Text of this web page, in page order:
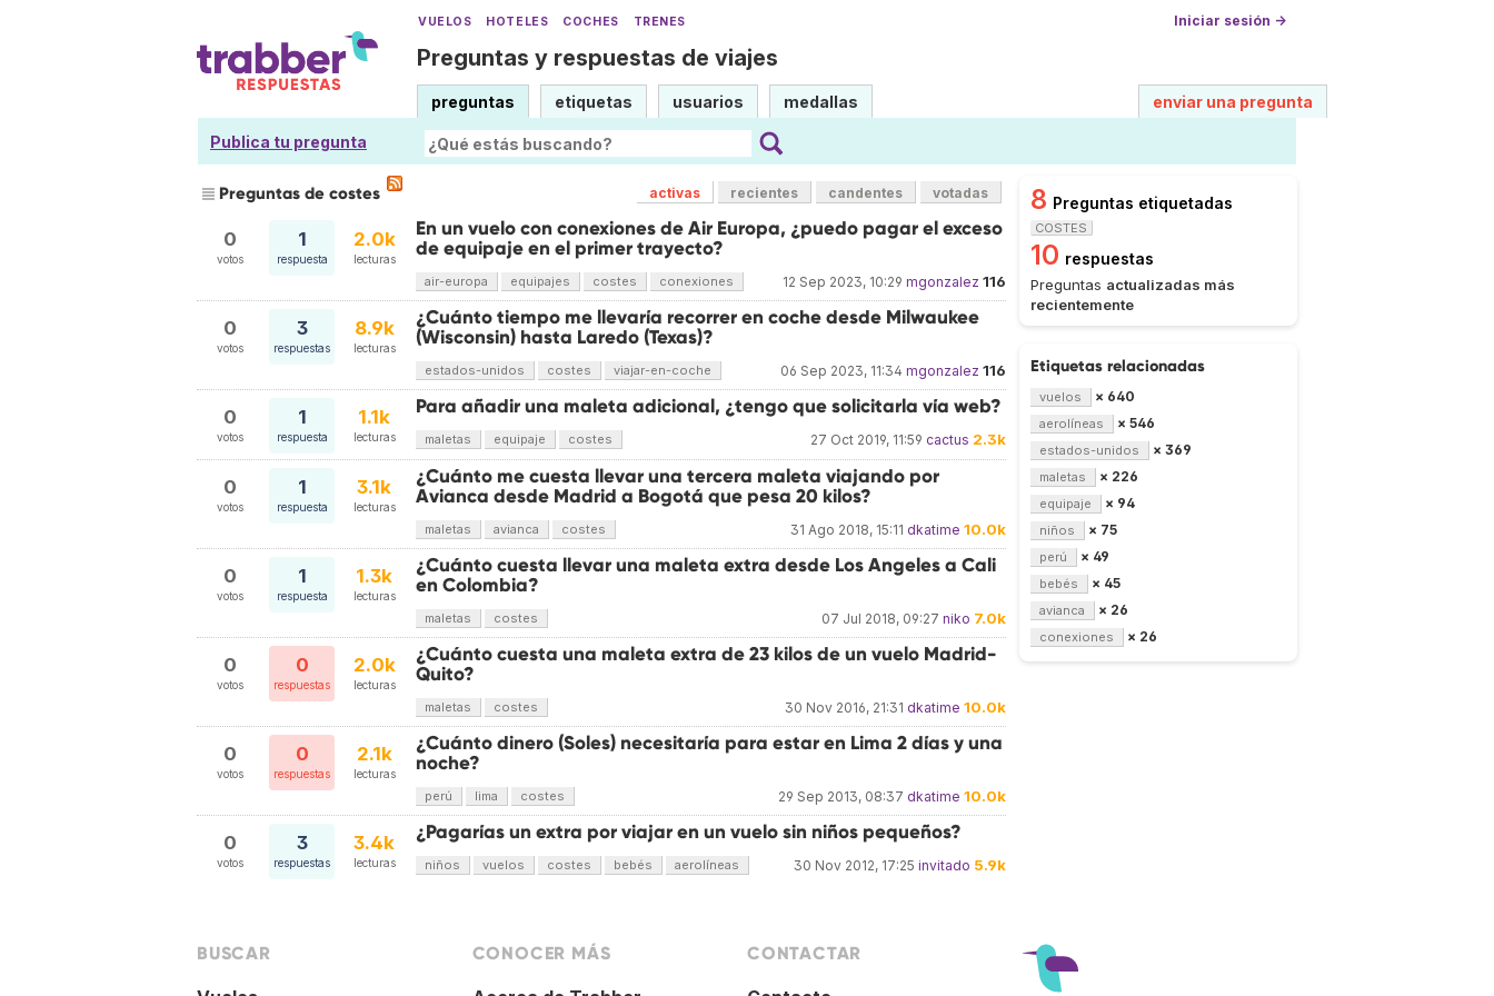
VUELOS HOTELES COCHES TRENES Iniciar sesión →
Preguntas y respuestas de viajes
preguntas etiquetas usuarios medallas enviar una pregunta
Publica tu pregunta
Preguntas de costes activas recientes candentes votadas
0
votos
1
respuesta
2.0k
lecturas
En un vuelo con conexiones de Air Europa, ¿puedo pagar el exceso
de equipaje en el primer trayecto?
12 Sep 2023, 10:29 mgonzalez 116
air-europa equipajes costes conexiones
0
votos
3
respuestas
8.9k
lecturas
¿Cuánto tiempo me llevaría recorrer en coche desde Milwaukee
(Wisconsin) hasta Laredo (Texas)?
06 Sep 2023, 11:34 mgonzalez 116
estados-unidos costes viajar-en-coche
0
votos
1
respuesta
1.1k
lecturas
Para añadir una maleta adicional, ¿tengo que solicitarla vía web?
27 Oct 2019, 11:59 cactus 2.3k
maletas equipaje costes
0
votos
1
respuesta
3.1k
lecturas
¿Cuánto me cuesta llevar una tercera maleta viajando por
Avianca desde Madrid a Bogotá que pesa 20 kilos?
31 Ago 2018, 15:11 dkatime 10.0k
maletas avianca costes
0
votos
1
respuesta
1.3k
lecturas
¿Cuánto cuesta llevar una maleta extra desde Los Angeles a Cali
en Colombia?
07 Jul 2018, 09:27 niko 7.0k
maletas costes
0
votos
0
respuestas
2.0k
lecturas
¿Cuánto cuesta una maleta extra de 23 kilos de un vuelo Madrid-
Quito?
30 Nov 2016, 21:31 dkatime 10.0k
maletas costes
0
votos
0
respuestas
2.1k
lecturas
¿Cuánto dinero (Soles) necesitaría para estar en Lima 2 días y una
noche?
29 Sep 2013, 08:37 dkatime 10.0k
perú lima costes
0
votos
3
respuestas
3.4k
lecturas
¿Pagarías un extra por viajar en un vuelo sin niños pequeños?
30 Nov 2012, 17:25 invitado 5.9k
niños vuelos costes bebés aerolíneas
8 Preguntas etiquetadas
COSTES
10 respuestas
Preguntas actualizadas más
recientemente
Etiquetas relacionadas
vuelos × 640
aerolíneas × 546
estados-unidos × 369
maletas × 226
equipaje × 94
niños × 75
perú × 49
bebés × 45
avianca × 26
conexiones × 26
BUSCAR CONOCER MÁS CONTACTAR